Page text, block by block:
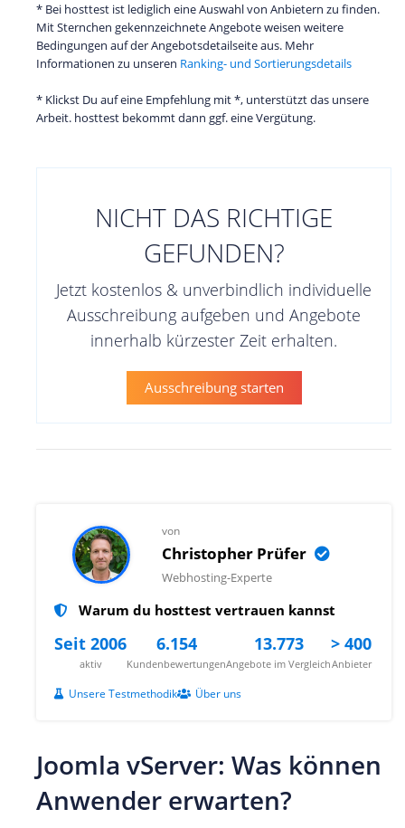
* Bei hosttest ist lediglich eine Auswahl von Anbietern zu finden.
Mit Sternchen gekennzeichnete Angebote weisen weitere
Bedingungen auf der Angebotsdetailseite aus. Mehr
Informationen zu unseren Ranking- und Sortierungsdetails
* Klickst Du auf eine Empfehlung mit *, unterstützt das unsere
Arbeit. hosttest bekommt dann ggf. eine Vergütung.
NICHT DAS RICHTIGE
GEFUNDEN?
Jetzt kostenlos & unverbindlich individuelle
Ausschreibung aufgeben und Angebote
innerhalb kürzester Zeit erhalten.
Ausschreibung starten
von
Christopher Prüfer
Webhosting-Experte
Warum du hosttest vertrauen kannst
Seit 2006
aktiv
6.154
Kundenbewertungen
13.773
Angebote im Vergleich
> 400
Anbieter
Unsere Testmethodik Über uns
Joomla vServer: Was können
Anwender erwarten?